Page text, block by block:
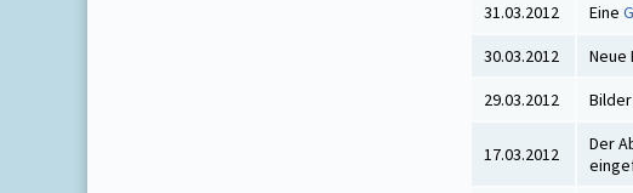
31.03.2012 Eine
30.03.2012
Neue
29.03.2012
17.03.2012 Der